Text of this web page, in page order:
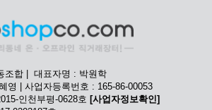
조합 | 대표자명 : 박원학
영 | 사업자등록번호 : 165-86-00053
인천부평-0628호 [사업자정보확인]